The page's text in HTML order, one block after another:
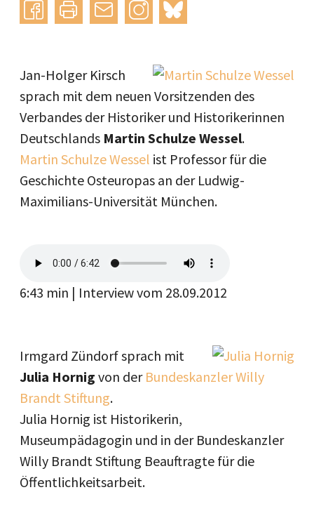
Instagram
bluesky
Jan-Holger Kirsch
sprach mit dem neuen Vorsitzenden des
Verbandes der Historiker und Historikerinnen
Deutschlands Martin Schulze Wessel.
Martin Schulze Wessel ist Professor für die
Geschichte Osteuropas an der Ludwig-
Maximilians-Universität München.
6:43 min | Interview vom 28.09.2012
Irmgard Zündorf sprach mit
Julia Hornig von der Bundeskanzler Willy
Brandt Stiftung.
Julia Hornig ist Historikerin,
Museumpädagogin und in der Bundeskanzler
Willy Brandt Stiftung Beauftragte für die
Öffentlichkeitsarbeit.